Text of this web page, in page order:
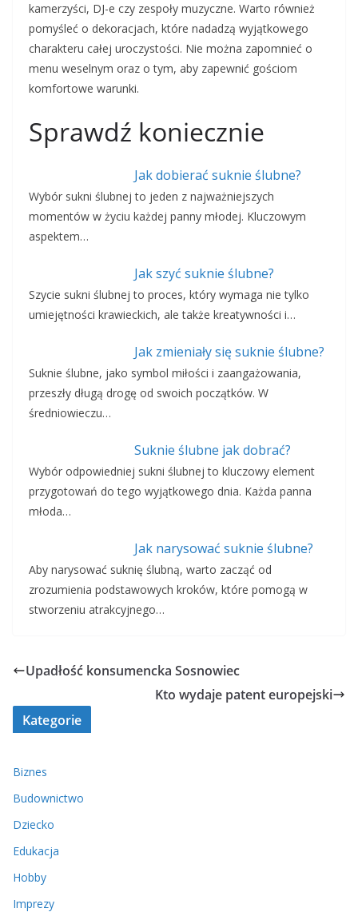
kamerzyści, DJ-e czy zespoły muzyczne. Warto również
pomyśleć o dekoracjach, które nadadzą wyjątkowego
charakteru całej uroczystości. Nie można zapomnieć o
menu weselnym oraz o tym, aby zapewnić gościom
komfortowe warunki.
Sprawdź koniecznie
Jak dobierać suknie ślubne?
Wybór sukni ślubnej to jeden z najważniejszych
momentów w życiu każdej panny młodej. Kluczowym
aspektem…
Jak szyć suknie ślubne?
Szycie sukni ślubnej to proces, który wymaga nie tylko
umiejętności krawieckich, ale także kreatywności i…
Jak zmieniały się suknie ślubne?
Suknie ślubne, jako symbol miłości i zaangażowania,
przeszły długą drogę od swoich początków. W
średniowieczu…
Suknie ślubne jak dobrać?
Wybór odpowiedniej sukni ślubnej to kluczowy element
przygotowań do tego wyjątkowego dnia. Każda panna
młoda…
Jak narysować suknie ślubne?
Aby narysować suknię ślubną, warto zacząć od
zrozumienia podstawowych kroków, które pomogą w
stworzeniu atrakcyjnego…
Upadłość konsumencka Sosnowiec
Kto wydaje patent europejski
Kategorie
Biznes
Budownictwo
Dziecko
Edukacja
Hobby
Imprezy